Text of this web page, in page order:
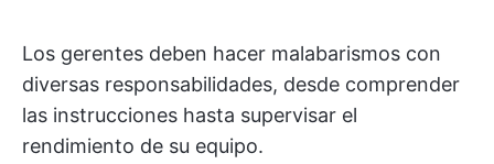
Los gerentes deben hacer malabarismos con
diversas responsabilidades, desde comprender
las instrucciones hasta supervisar el
rendimiento de su equipo.